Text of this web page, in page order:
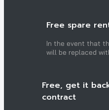
Free spare
In the event that
will be replaced
Free, get it
contract